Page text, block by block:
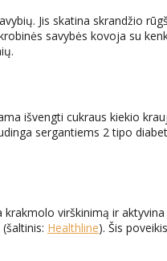
Jis skatina skrandžio
savybės kovoja su
išvengti cukraus kiekio
sergantiems 2 tipo
virškinimą ir
Healthline). Šis